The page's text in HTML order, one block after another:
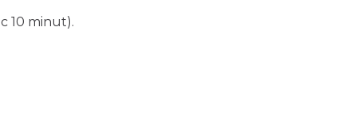
10 minut).